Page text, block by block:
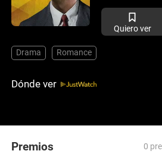
Quiero ver
Drama Romance
Dónde ver
Premios 0